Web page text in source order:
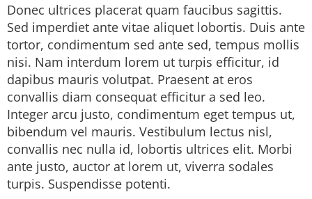
Donec ultrices placerat quam faucibus sagittis.
Sed imperdiet ante vitae aliquet lobortis. Duis ante
tortor, condimentum sed ante sed, tempus mollis
nisi. Nam interdum lorem ut turpis efficitur, id
dapibus mauris volutpat. Praesent at eros
convallis diam consequat efficitur a sed leo.
Integer arcu justo, condimentum eget tempus ut,
bibendum vel mauris. Vestibulum lectus nisl,
convallis nec nulla id, lobortis ultrices elit. Morbi
ante justo, auctor at lorem ut, viverra sodales
turpis. Suspendisse potenti.